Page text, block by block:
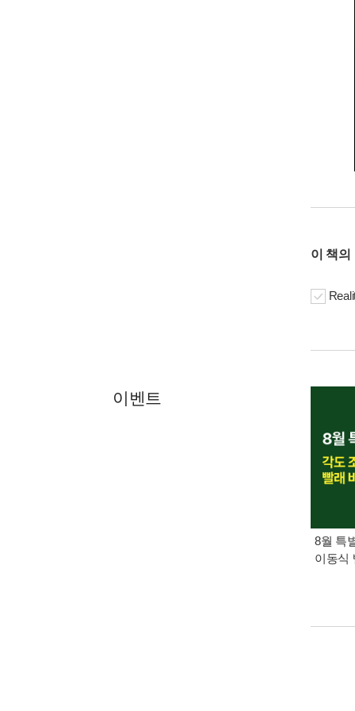
이 책의
이벤트
8월 특
이동식